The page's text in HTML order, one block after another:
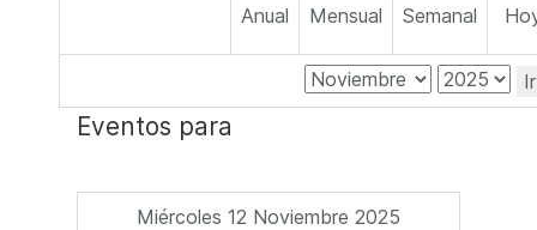
Anual Mensual Semanal
Eventos para
Miércoles 12 Noviembre 2025